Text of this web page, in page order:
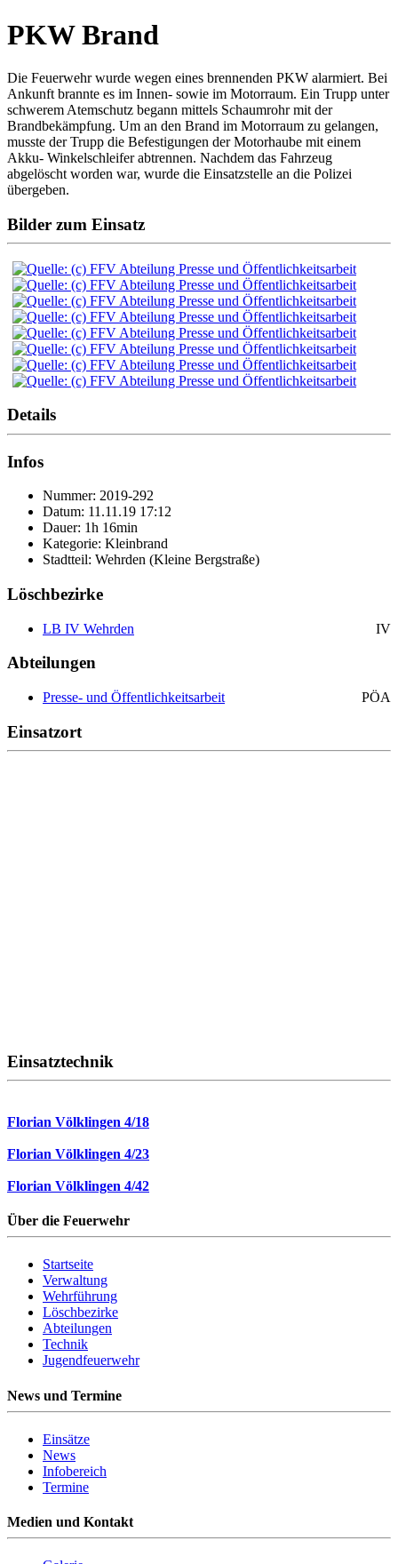
PKW Brand
Die Feuerwehr wurde wegen eines brennenden PKW alarmiert. Bei
Ankunft brannte es im Innen- sowie im Motorraum. Ein Trupp unter
schwerem Atemschutz begann mittels Schaumrohr mit der
Brandbekämpfung. Um an den Brand im Motorraum zu gelangen,
musste der Trupp die Befestigungen der Motorhaube mit einem
Akku- Winkelschleifer abtrennen. Nachdem das Fahrzeug
abgelöscht worden war, wurde die Einsatzstelle an die Polizei
übergeben.
Bilder zum Einsatz
Details
Infos
Nummer: 2019-292
Datum: 11.11.19 17:12
Dauer: 1h 16min
Kategorie: Kleinbrand
Stadtteil: Wehrden (Kleine Bergstraße)
Löschbezirke
LB IV Wehrden IV
Abteilungen
Presse- und Öffentlichkeitsarbeit PÖA
Einsatzort
Einsatztechnik
Florian Völklingen 4/18
Florian Völklingen 4/23
Florian Völklingen 4/42
Über die Feuerwehr
Startseite
Verwaltung
Wehrführung
Löschbezirke
Abteilungen
Technik
Jugendfeuerwehr
News und Termine
Einsätze
News
Infobereich
Termine
Medien und Kontakt